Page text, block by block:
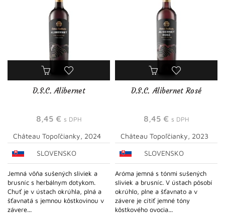
D.S.C. Alibernet
8,45 € s DPH
Château Topoľčianky, 2024
SLOVENSKO
Jemná vôňa sušených sliviek a
brusníc s herbálnym dotykom.
Chuť je v ústach okrúhla, plná a
šťavnatá s jemnou kôstkovinou v
závere...
D.S.C. Alibernet Rosé
8,45 € s DPH
Château Topoľčianky, 2023
SLOVENSKO
Aróma jemná s tónmi sušených
sliviek a brusníc. V ústach pôsobí
okrúhlo, plne a šťavnato a v
závere je cítiť jemné tóny
kôstkového ovocia...